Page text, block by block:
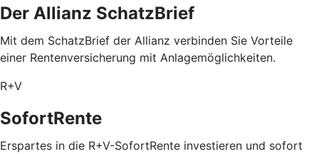
Der Allianz SchatzBrief
Mit dem SchatzBrief der Allianz verbinden Sie Vorteile
einer Rentenversicherung mit Anlagemöglichkeiten.
R+V
SofortRente
Erspartes in die R+V-SofortRente investieren und sofort